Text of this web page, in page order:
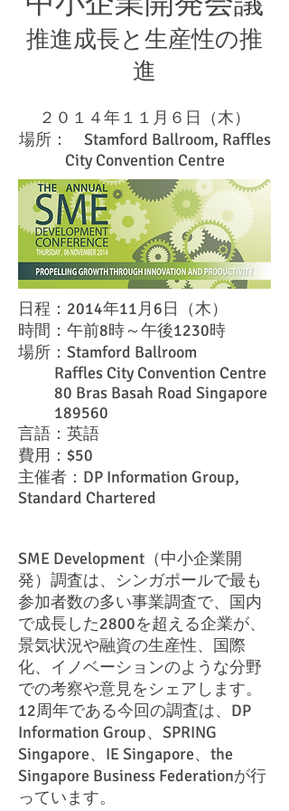
推進成長と生産性の推
進
２０１４年１１月６日（木）
場所： Stamford Ballroom, Raffles
City Convention Centre
日程：2014年11月6日（木）
時間：午前8時～午後1230時
場所：Stamford Ballroom
Raffles City Convention Centre
80 Bras Basah Road Singapore
189560
言語：英語
費用：$50
主催者：DP Information Group,
Standard Chartered
SME Development（中小企業開
発）調査は、シンガポールで最も
参加者数の多い事業調査で、国内
で成長した2800を超える企業が、
景気状況や融資の生産性、国際
化、イノベーションのような分野
での考察や意見をシェアします。
12周年である今回の調査は、DP
Information Group、SPRING
Singapore、IE Singapore、the
Singapore Business Federationが行
っています。